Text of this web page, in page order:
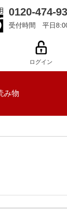
0120-474-
受付時間 平日
ログイン
み物